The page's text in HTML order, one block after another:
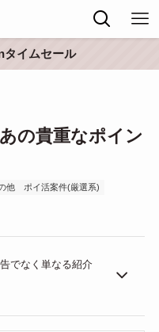
タイムセール
の貴重なポイン
他 ポイ活案件(厳選系)
でなく単なる紹介